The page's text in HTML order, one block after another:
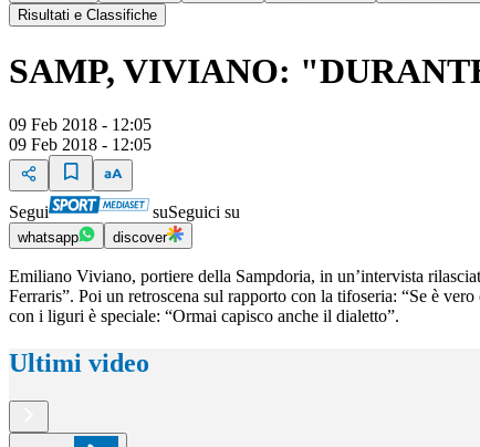
Risultati e Classifiche
SAMP, VIVIANO:
09 Feb 2018 - 12:05
09 Feb 2018 - 12:05
Segui suSeguici su
whatsapp discover
Emiliano Viviano, portiere della Sampdoria, in un’intervista
Ferraris”. Poi un retroscena sul rapporto con la tifoseria: “Se è
con i liguri è speciale: “Ormai capisco anche il dialetto”.
Ultimi video